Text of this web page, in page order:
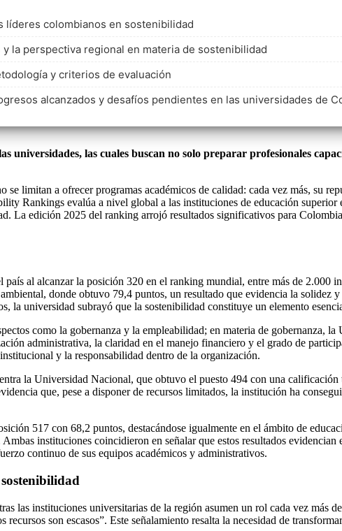
líderes colombianos en sostenibilidad
y la perspectiva regional en materia de sostenibilidad
y criterios de evaluación
alcanzados y desafíos pendientes en las universidades de
universidades, las cuales buscan no solo preparar profesionales
se limitan a ofrecer programas académicos de calidad: cada vez más, su
Rankings evalúa a nivel global a las instituciones de educación
La edición 2025 del ranking arrojó resultados significativos para
país al alcanzar la posición 320 en el ranking mundial, entre más de 2.000
donde obtuvo 79,4 puntos, un resultado que evidencia la solidez
la universidad subrayó que la sostenibilidad constituye un elemento
como la gobernanza y la empleabilidad; en materia de gobernanza,
administrativa, la claridad en el manejo financiero y el grado de
y la responsabilidad dentro de la organización.
la Universidad Nacional, que obtuvo el puesto 494 con una calificación
que, pese a disponer de recursos limitados, la institución ha
517 con 68,2 puntos, destacándose igualmente en el ámbito de
instituciones coincidieron en señalar que estos resultados
continuo de sus equipos académicos y administrativos.
las instituciones universitarias de la región asumen un rol cada vez más
son escasos”. Este señalamiento resalta la necesidad de